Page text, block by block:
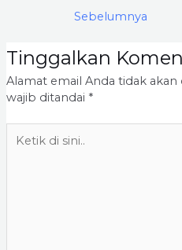
Sebelumnya
Tinggalkan
Alamat email Anda tidak akan
wajib ditandai *